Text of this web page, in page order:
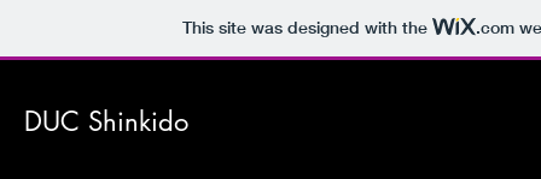
This site was designed with the .com
DUC Shinkido